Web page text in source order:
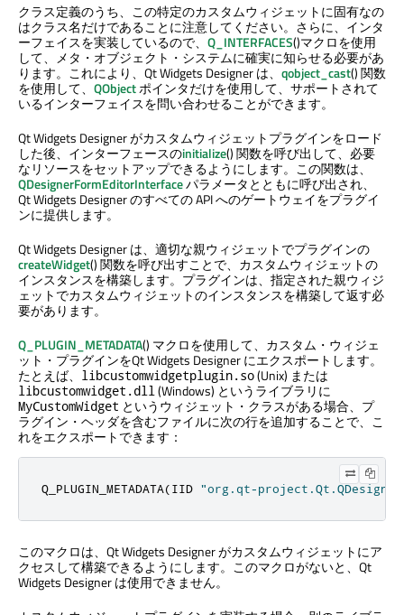
クラス定義のうち、この特定のカスタムウィジェットに固有なの
はクラス名だけであることに注意してください。さらに、インタ
ーフェイスを実装しているので、 Q_INTERFACES()マクロを使用
して、メタ・オブジェクト・システムに確実に知らせる必要があ
ります。これにより、 Qt Widgets Designerは、 qobject_cast() 関数
を使用して、 QObjectポインタだけを使用して、サポートされて
いるインターフェイスを問い合わせることができます。
Qt Widgets Designerがカスタムウィジェットプラグインをロード
した後、インターフェースのinitialize() 関数を呼び出して、必要
なリソースをセットアップできるようにします。この関数は、
QDesignerFormEditorInterfaceパラメータとともに呼び出され、
Qt Widgets Designerのすべての API へのゲートウェイをプラグイ
ンに提供します。
Qt Widgets Designerは、適切な親ウィジェットでプラグインの
createWidget() 関数を呼び出すことで、カスタムウィジェットの
インスタンスを構築します。プラグインは、指定された親ウィジ
ェットでカスタムウィジェットのインスタンスを構築して返す必
要があります。
Q_PLUGIN_METADATA() マクロを使用して、カスタム・ウィジェ
ット・プラグインをQt Widgets Designerにエクスポートします。
たとえば、 libcustomwidgetplugin.so(Unix) または
libcustomwidget.dll(Windows) というライブラリに
MyCustomWidget というウィジェット・クラスがある場合、プ
ラグイン・ヘッダを含むファイルに次の行を追加することで、こ
れをエクスポートできます：
Q_PLUGIN_METADATA(IID "org.qt-
このマクロは、 Qt Widgets Designerがカスタムウィジェットにア
クセスして構築できるようにします。このマクロがないと、 Qt
Widgets Designerは使用できません。